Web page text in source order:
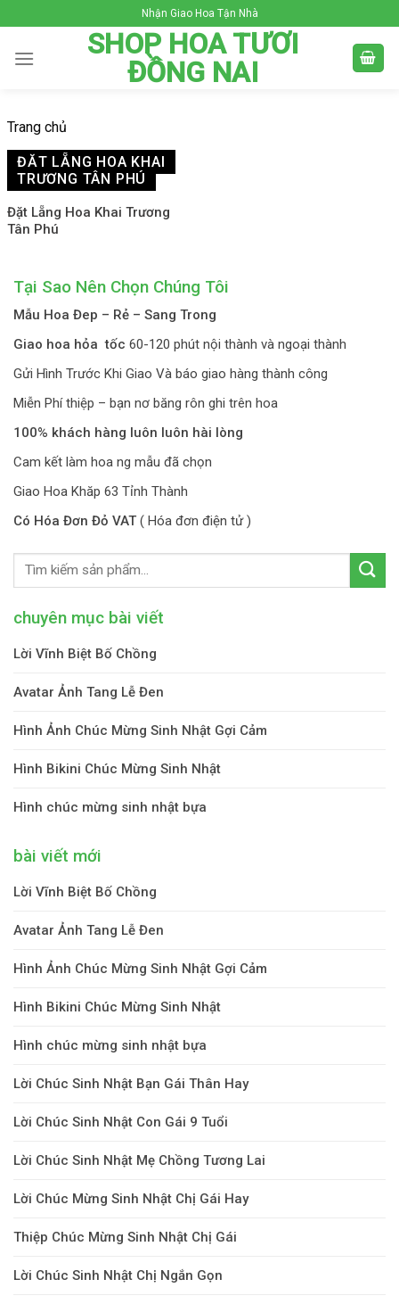
to
content
Nhận Giao Hoa Tận Nhà
SHOP HOA TƯƠI
ĐỒNG NAI
Trang chủ
ĐẶT LẴNG HOA KHAI
TRƯƠNG TÂN PHÚ
Đặt Lẵng Hoa Khai Trương
Tân Phú
Tại Sao Nên Chọn Chúng Tôi
Mẫu Hoa Đep – Rẻ – Sang Trong
Giao hoa hỏa tốc 60-120 phút nội thành và ngoại thành
Gửi Hình Trước Khi Giao Và báo giao hàng thành công
Miễn Phí thiệp – bạn nơ băng rôn ghi trên hoa
100% khách hàng luôn luôn hài lòng
Cam kết làm hoa ng mẫu đã chọn
Giao Hoa Khăp 63 Tỉnh Thành
Có Hóa Đơn Đỏ VAT ( Hóa đơn điện tử )
chuyên mục bài viết
Lời Vĩnh Biệt Bố Chồng
Avatar Ảnh Tang Lễ Đen
Hình Ảnh Chúc Mừng Sinh Nhật Gợi Cảm
Hình Bikini Chúc Mừng Sinh Nhật
Hình chúc mừng sinh nhật bựa
bài viết mới
Lời Vĩnh Biệt Bố Chồng
Avatar Ảnh Tang Lễ Đen
Hình Ảnh Chúc Mừng Sinh Nhật Gợi Cảm
Hình Bikini Chúc Mừng Sinh Nhật
Hình chúc mừng sinh nhật bựa
Lời Chúc Sinh Nhật Bạn Gái Thân Hay
Lời Chúc Sinh Nhật Con Gái 9 Tuổi
Lời Chúc Sinh Nhật Mẹ Chồng Tương Lai
Lời Chúc Mừng Sinh Nhật Chị Gái Hay
Thiệp Chúc Mừng Sinh Nhật Chị Gái
Lời Chúc Sinh Nhật Chị Ngắn Gọn